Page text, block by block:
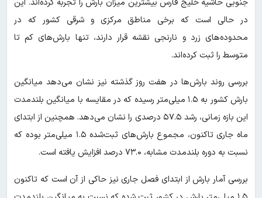
جنوبی حاشیه خلیج فارس بیشترین میزان بارش را تجربه کرده‌اند. این
در حالی است که برخی مناطق مرکزی و شرقی کشور که در
محدوده‌های زرد و نارنجی نقشه قرار دارند، تنها بارش‌های کم تا
متوسط را ثبت کرده‌اند.
بررسی روند بارش‌ها در هفت روز گذشته نیز نشان می‌دهد میانگین
بارش کشور به ۱.۵ میلی‌متر رسیده که در مقایسه با میانگین بلندمدت
این بازه زمانی، رشد ۵۷.۵ درصدی را نشان می‌دهد. همچنین از ابتدای
ماه جاری تاکنون، مجموع بارش‌های ثبت‌شده ۱.۵ میلی‌متر بوده که
نسبت به دوره بلندمدت مشابه، ۷۳.۰ درصد افزایش یافته است.
بررسی آمار بارش از ابتدای فصل جاری نیز حاکی از آن است که تاکنون